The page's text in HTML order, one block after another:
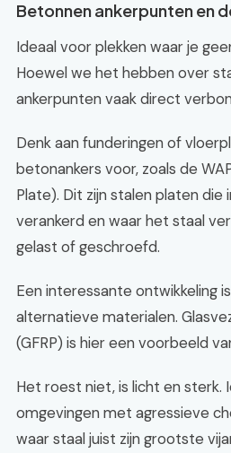
Betonnen ankerpunten en
Ideaal voor plekken waar je
Hoewel we het hebben over
ankerpunten vaak direct
Denk aan funderingen of
betonankers voor, zoals de
Plate). Dit zijn stalen platen
verankerd en waar het staal
gelast of geschroefd.
Een interessante ontwikkeling
alternatieve materialen.
(GFRP) is hier een voorbeeld
Het roest niet, is licht en sterk.
omgevingen met agressieve
waar staal juist zijn grootste